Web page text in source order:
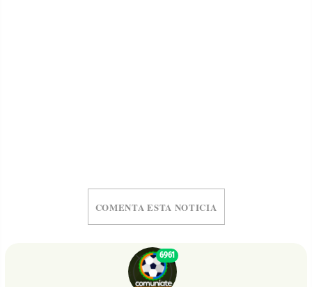
COMENTA ESTA NOTICIA
6961